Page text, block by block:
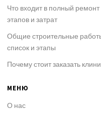
Что входит в полный
этапов и затрат
Общие строительные
список и этапы
Почему стоит заказать
МЕНЮ
О нас